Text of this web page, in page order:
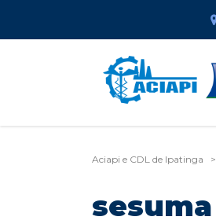
Aciapi e CDL de Ipatinga >
sesuma